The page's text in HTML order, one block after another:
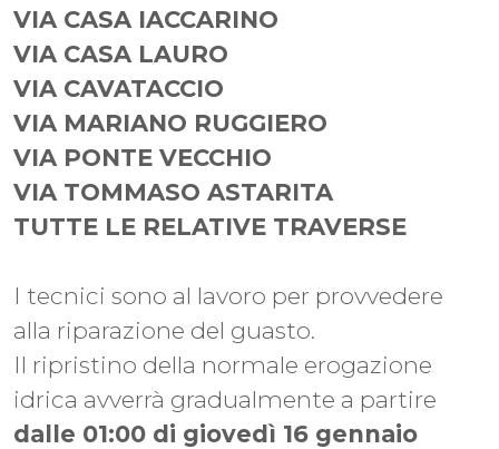
VIA CASA IACCARINO
VIA CASA LAURO
VIA CAVATACCIO
VIA MARIANO RUGGIERO
VIA PONTE VECCHIO
VIA TOMMASO ASTARITA
TUTTE LE RELATIVE TRAVERSE
I tecnici sono al lavoro per provvedere
alla riparazione del guasto.
Il ripristino della normale erogazione
idrica avverrà gradualmente a partire
dalle 01:00 di giovedì 16 gennaio